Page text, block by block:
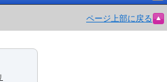
ページ上部に戻る